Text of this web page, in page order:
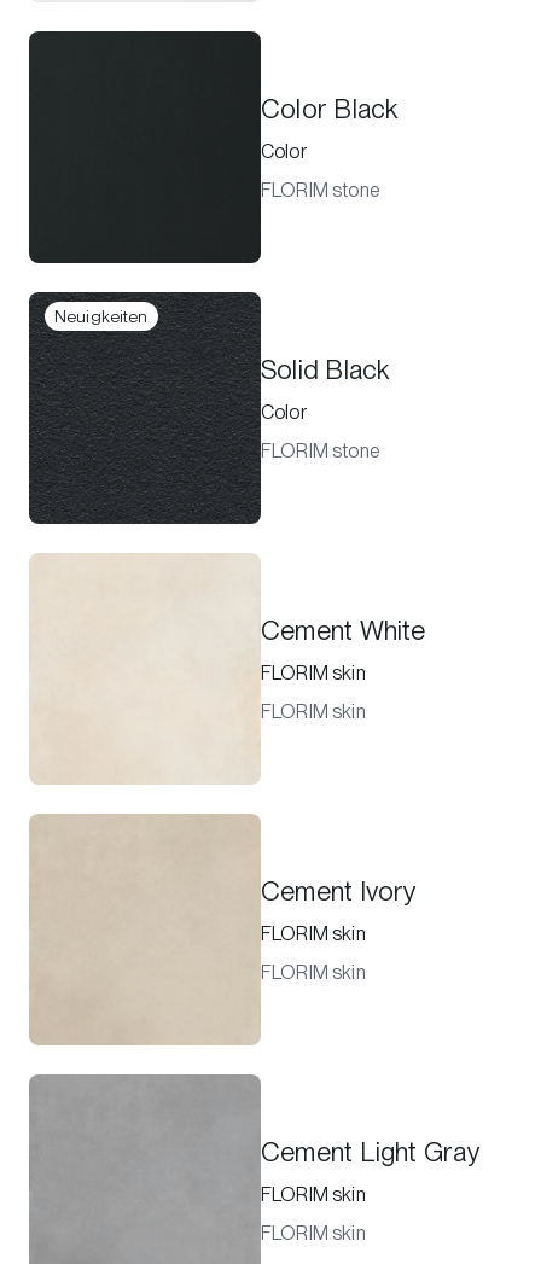
Color Black
Color
FLORIM stone
Neuigkeiten
Solid Black
Color
FLORIM stone
Cement White
FLORIM skin
FLORIM skin
Cement Ivory
FLORIM skin
FLORIM skin
Cement Light Gray
FLORIM skin
FLORIM skin